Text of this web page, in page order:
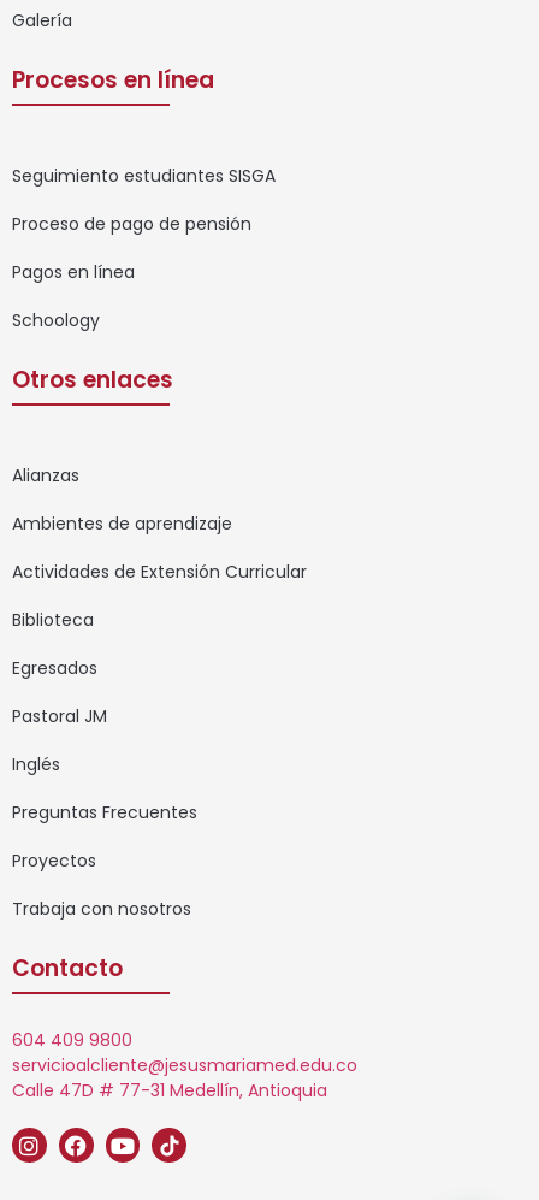
Galería
Procesos en línea
Seguimiento estudiantes SISGA
Proceso de pago de pensión
Pagos en línea
Schoology
Otros enlaces
Alianzas
Ambientes de aprendizaje
Actividades de Extensión Curricular
Biblioteca
Egresados
Pastoral JM
Inglés
Preguntas Frecuentes
Proyectos
Trabaja con nosotros
Contacto
604 409 9800
servicioalcliente@jesusmariamed.edu.co
Calle 47D # 77-31 Medellín, Antioquia